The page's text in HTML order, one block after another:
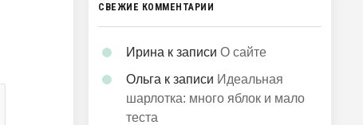
СВЕЖИЕ КОММЕНТАРИИ
Ирина к записиО сайте
Ольга к записи Идеальная
шарлотка: много яблок и мало
теста